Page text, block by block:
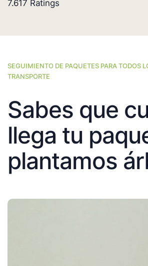
7.617 Ratings
SEGUIMIENTO DE PAQUETES PARA TODOS
TRANSPORTE
Sabes que
llega tu
plantamos